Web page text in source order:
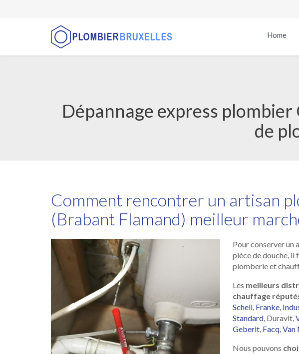
Home
Dépannage express
de
Comment rencontrer un artisan
(Brabant Flamand) meilleur
Pour conserver un
pièce de douche, il
plomberie et
Les meilleurs
chauffage
Schell, Franke,
Standard, Duravit,
Geberit, Facq,Van
Nous pouvons